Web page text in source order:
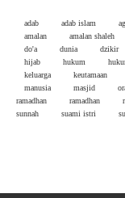
adab adab islam
amalan
amalan shaleh
do'a
dunia dzikir
hijab
hukum
keluarga
keutamaan
manusia
masjid
ramadhan
ramadhan
sunnah
suami istri